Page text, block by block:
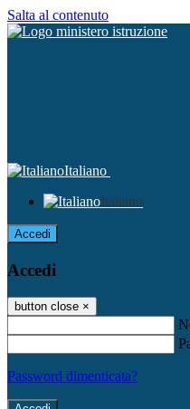
Salta al contenuto
Italiano
Italiano
Accedi
Accedi
button close ×
Password dimenticata?